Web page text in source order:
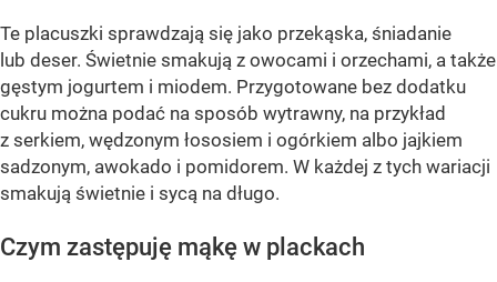
Te placuszki sprawdzają się jako przekąska, śniadanie
lub deser. Świetnie smakują z owocami i orzechami, a także
gęstym jogurtem i miodem. Przygotowane bez dodatku
cukru można podać na sposób wytrawny, na przykład
z serkiem, wędzonym łososiem i ogórkiem albo jajkiem
sadzonym, awokado i pomidorem. W każdej z tych wariacji
smakują świetnie i sycą na długo.
Czym zastępuję mąkę w plackach